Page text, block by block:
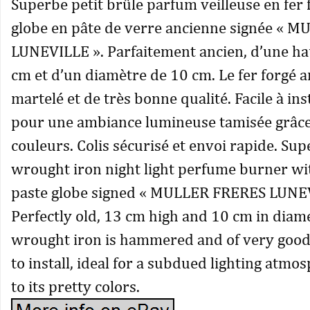
Superbe petit brûle parfum veilleuse en fer
globe en pâte de verre ancienne signée «
LUNEVILLE ». Parfaitement ancien, d’une
cm et d’un diamètre de 10 cm. Le fer forgé
martelé et de très bonne qualité. Facile à
pour une ambiance lumineuse tamisée
couleurs. Colis sécurisé et envoi rapide.
wrought iron night light perfume burner
paste globe signed « MULLER FRERES
Perfectly old, 13 cm high and 10 cm in
wrought iron is hammered and of very
to install, ideal for a subdued lighting
to its pretty colors.